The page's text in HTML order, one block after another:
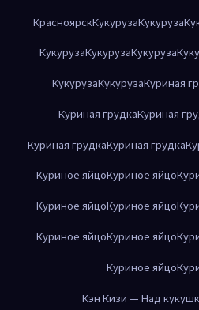
КрасноярскКукурузаКукуруза
КукурузаКукурузаКукуруза
КукурузаКукурузаКуриная
Куриная грудкаКуриная
Куриная грудкаКуриная грудка
Куриное яйцоКуриное яйцо
Куриное яйцоКуриное яйцо
Куриное яйцоКуриное яйцо
Куриное яйцо
Кэн Кизи — Над